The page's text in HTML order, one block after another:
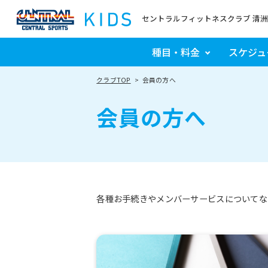
セントラルフィットネスクラブ 清洲
種目・料金 スケジ
クラブTOP 会員の方へ
会員の方へ
各種お手続きやメンバーサービスについて